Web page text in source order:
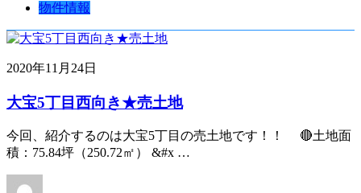
物件情報
2020年11月24日
大宝5丁目西向き★売土地
今回、紹介するのは大宝5丁目の売土地です！！ 🔴土地面
積：75.84坪（250.72㎡） &#x …